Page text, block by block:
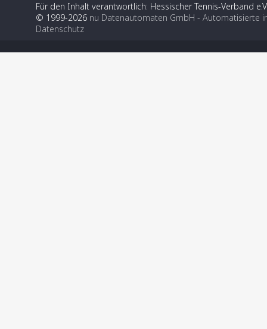
Für den Inhalt verantwortlich: Hessischer Tennis-Verband
© 1999-2026 nu Datenautomaten GmbH - Automatisierte
Datenschutz